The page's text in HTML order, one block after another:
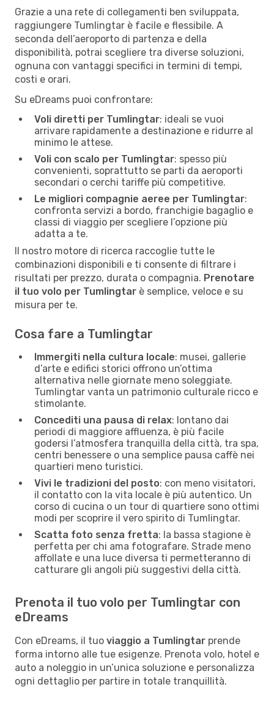
Grazie a una rete di collegamenti ben sviluppata,
raggiungere Tumlingtar è facile e flessibile. A
seconda dell’aeroporto di partenza e della
disponibilità, potrai scegliere tra diverse soluzioni,
ognuna con vantaggi specifici in termini di tempi,
costi e orari.
Su eDreams puoi confrontare:
Voli diretti per Tumlingtar: ideali se vuoi
arrivare rapidamente a destinazione e ridurre al
minimo le attese.
Voli con scalo per Tumlingtar: spesso più
convenienti, soprattutto se parti da aeroporti
secondari o cerchi tariffe più competitive.
Le migliori compagnie aeree per Tumlingtar:
confronta servizi a bordo, franchigie bagaglio e
classi di viaggio per scegliere l’opzione più
adatta a te.
Il nostro motore di ricerca raccoglie tutte le
combinazioni disponibili e ti consente di filtrare i
risultati per prezzo, durata o compagnia. Prenotare
il tuo volo per Tumlingtar è semplice, veloce e su
misura per te.
Cosa fare a Tumlingtar
Immergiti nella cultura locale: musei, gallerie
d’arte e edifici storici offrono un’ottima
alternativa nelle giornate meno soleggiate.
Tumlingtar vanta un patrimonio culturale ricco e
stimolante.
Concediti una pausa di relax: lontano dai
periodi di maggiore affluenza, è più facile
godersi l’atmosfera tranquilla della città, tra spa,
centri benessere o una semplice pausa caffè nei
quartieri meno turistici.
Vivi le tradizioni del posto: con meno visitatori,
il contatto con la vita locale è più autentico. Un
corso di cucina o un tour di quartiere sono ottimi
modi per scoprire il vero spirito di Tumlingtar.
Scatta foto senza fretta: la bassa stagione è
perfetta per chi ama fotografare. Strade meno
affollate e una luce diversa ti permetteranno di
catturare gli angoli più suggestivi della città.
Prenota il tuo volo per Tumlingtar con
eDreams
Con eDreams, il tuo viaggio a Tumlingtar prende
forma intorno alle tue esigenze. Prenota volo, hotel e
auto a noleggio in un’unica soluzione e personalizza
ogni dettaglio per partire in totale tranquillità.